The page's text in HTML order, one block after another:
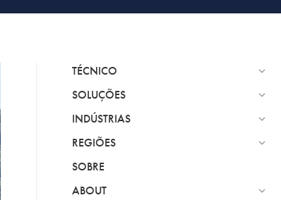
TÉCNICO
SOLUÇÕES
INDÚSTRIAS
REGIÕES
SOBRE
ABOUT